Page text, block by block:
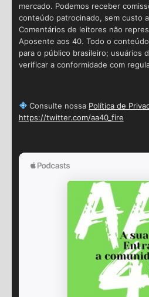
mercado. Podemos receber
conteúdo patrocinado, sem custo
Comentários de leitores não
Aposente aos 40. Todo o
para o público brasileiro; usuários
verificar a conformidade com
Consulte nossa Política de
https://twitter.com/aa40_fire